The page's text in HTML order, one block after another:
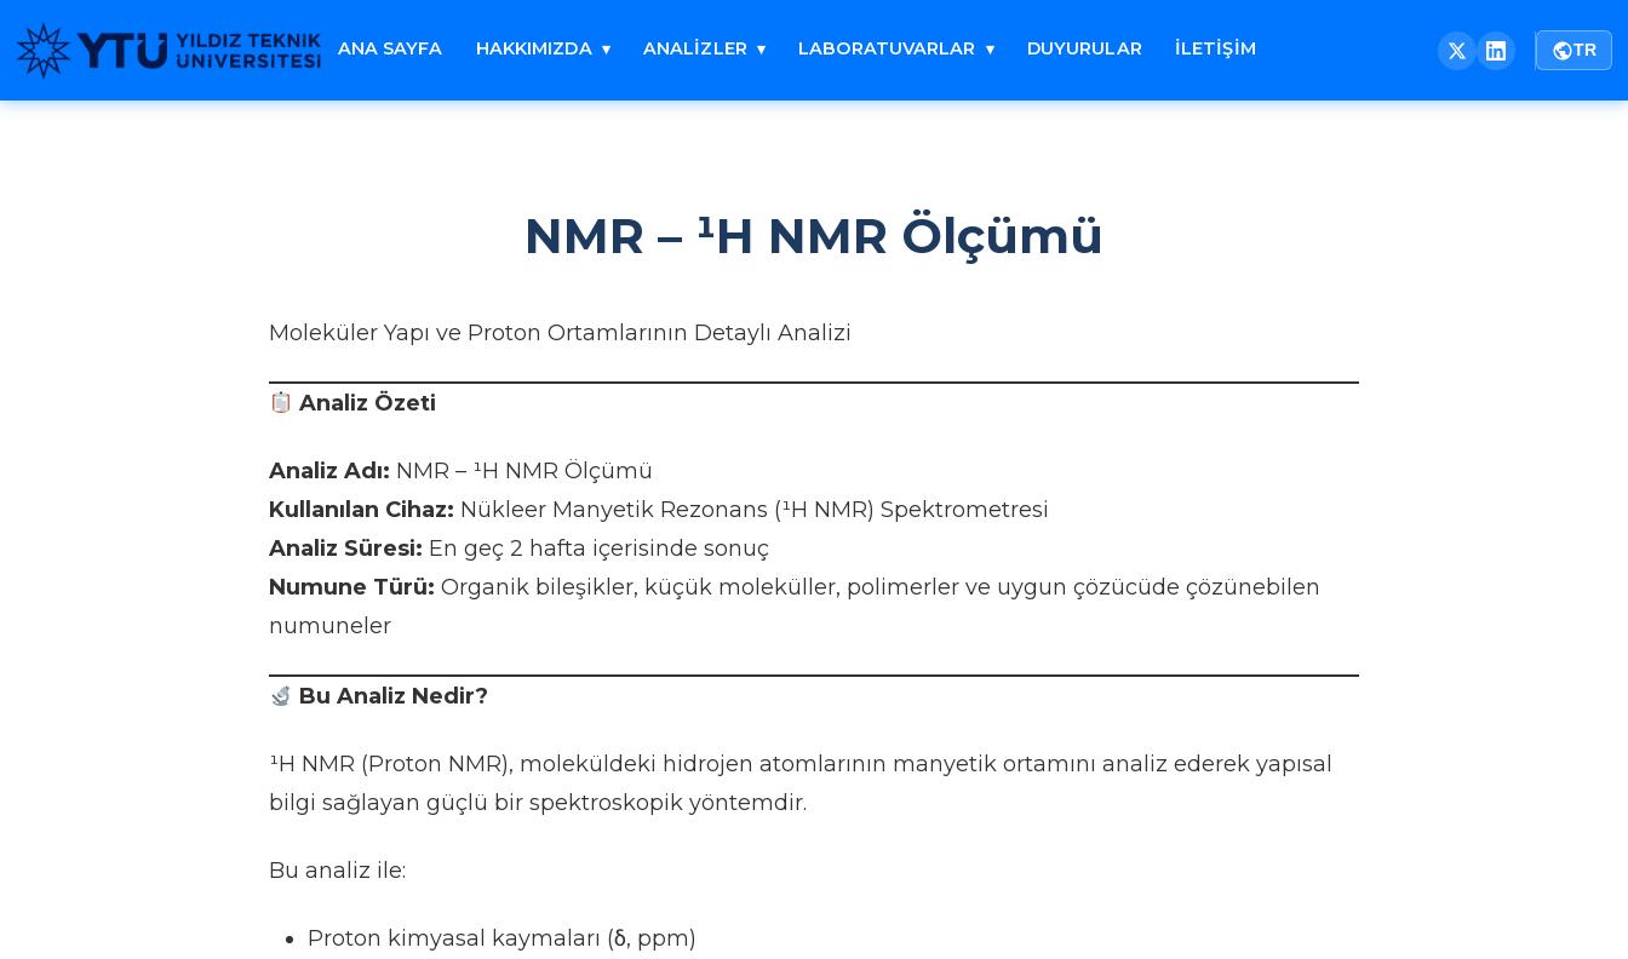
ANA SAYFA HAKKIMIZDA ANALİZLER LABORATUVARLAR DUYURULAR İLETİŞİM TR
NMR – ¹H NMR Ölçümü
Moleküler Yapı ve Proton Ortamlarının Detaylı Analizi
Analiz Özeti
Analiz Adı: NMR – ¹H NMR Ölçümü
Kullanılan Cihaz: Nükleer Manyetik Rezonans (¹H NMR) Spektrometresi
Analiz Süresi: En geç 2 hafta içerisinde sonuç
Numune Türü: Organik bileşikler, küçük moleküller, polimerler ve uygun çözücüde çözünebilen
numuneler
Bu Analiz Nedir?
¹H NMR (Proton NMR), moleküldeki hidrojen atomlarının manyetik ortamını analiz ederek yapısal
bilgi sağlayan güçlü bir spektroskopik yöntemdir.
Bu analiz ile:
Proton kimyasal kaymaları (δ, ppm)